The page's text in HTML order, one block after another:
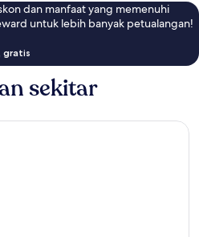
dan manfaat yang memenuhi
untuk lebih banyak petualangan!
gratis
sekitar